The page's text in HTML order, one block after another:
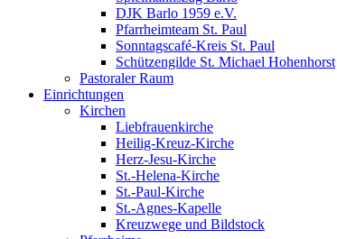
DJK Barlo 1959 e.V.
Pfarrheimteam St. Paul
Sonntagscafé-Kreis St. Paul
Schützengilde St. Michael Hohenhorst
Pastoraler Raum
Einrichtungen
Kirchen
Liebfrauenkirche
Heilig-Kreuz-Kirche
Herz-Jesu-Kirche
St.-Helena-Kirche
St.-Paul-Kirche
St.-Agnes-Kapelle
Kreuzwege und Bildstock